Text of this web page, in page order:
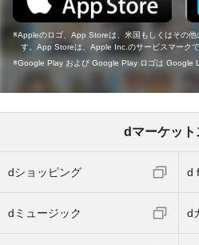
Appleのロゴ、App Storeは、米国もしくはその
す。App Storeは、Apple Inc.のサービスマークで
Google Play および Google Play ロゴは Google
dマーケット
dショッピング d
dミュージック d